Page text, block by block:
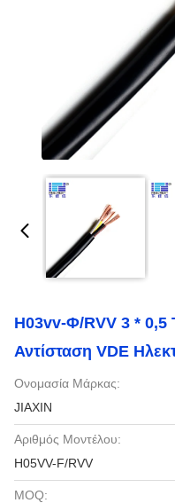
H03vv-Φ/RVV 3 * 0,5
Αντίσταση VDE
Ονομασία Μάρκας:
JIAXIN
Αριθμός Μοντέλου:
H05VV-F/RVV
MOQ: